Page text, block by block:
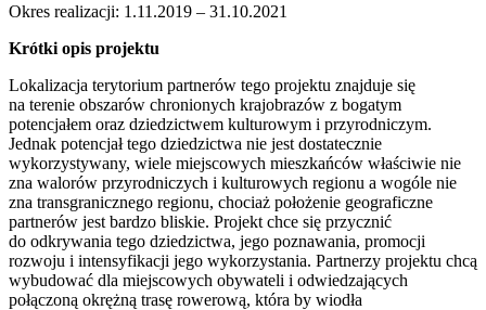
Okres realizacji: 1.11.2019 – 31.10.2021
Krótki opis projektu
Lokalizacja terytorium partnerów tego projektu znajduje się
na terenie obszarów chronionych krajobrazów z bogatym
potencjałem oraz dziedzictwem kulturowym i przyrodniczym.
Jednak potencjał tego dziedzictwa nie jest dostatecznie
wykorzystywany, wiele miejscowych mieszkańców właściwie nie
zna walorów przyrodniczych i kulturowych regionu a wogóle nie
zna transgranicznego regionu, chociaż położenie geograficzne
partnerów jest bardzo bliskie. Projekt chce się przycznić
do odkrywania tego dziedzictwa, jego poznawania, promocji
rozwoju i intensyfikacji jego wykorzystania. Partnerzy projektu chcą
wybudować dla miejscowych obywateli i odwiedzających
połączoną okrężną trasę rowerową, która by wiodła